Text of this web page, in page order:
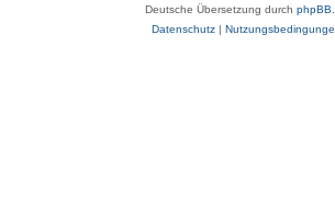
Deutsche Übersetzung durch
Datenschutz|